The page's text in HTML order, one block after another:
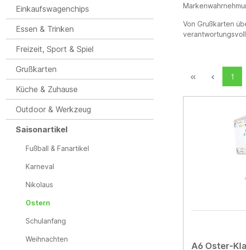
Einkaufswagenchips
Essen & Trinken
Freizeit, Sport & Spiel
Grußkarten
Küche & Zuhause
Outdoor & Werkzeug
Saisonartikel
Fußball & Fanartikel
Karneval
Nikolaus
Ostern
Schulanfang
Weihnachten
Von Grußkarten
1
A6 Oster-